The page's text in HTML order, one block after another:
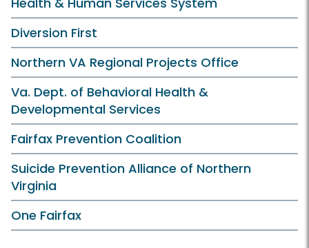
Diversion First
Northern VA Regional Projects Office
Va. Dept. of Behavioral Health &
Developmental Services
Fairfax Prevention Coalition
Suicide Prevention Alliance of Northern
Virginia
One Fairfax